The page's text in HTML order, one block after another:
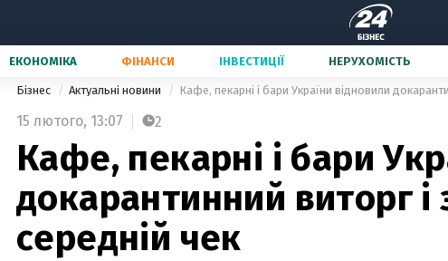
ЕКОНОМІКА ФІНАНСИ ІНВЕСТИЦІЇ НЕРУХОМІСТЬ
Бізнес Актуальні новини Кафе, пекарні і бари України відновили
15 лютого, 13:07 2
Кафе, пекарні і бари
докарантинний виторг і
середній чек